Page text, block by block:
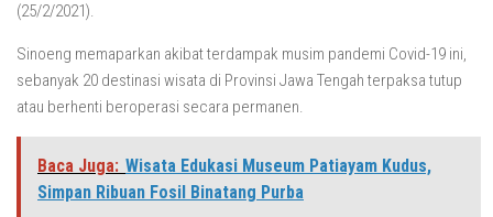
(25/2/2021).
Sinoeng memaparkan akibat terdampak musim pandemi Covid-19 ini,
sebanyak 20 destinasi wisata di Provinsi Jawa Tengah terpaksa tutup
atau berhenti beroperasi secara permanen.
Baca Juga: Wisata Edukasi Museum Patiayam Kudus,
Simpan Ribuan Fosil Binatang Purba